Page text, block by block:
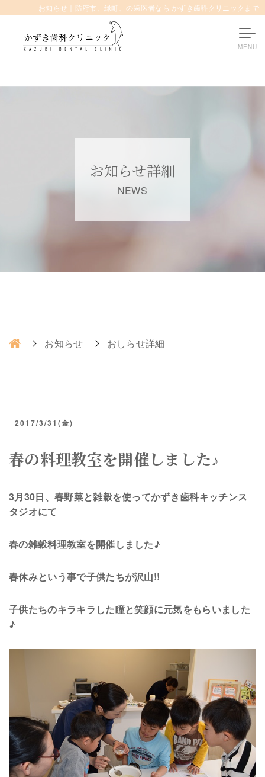
お知らせ｜防府市、緑町、の歯医者なら かずき歯科クリニックまで
お知らせ詳細
NEWS
お知らせ おしらせ詳細
2017/3/31(金)
春の料理教室を開催しました♪
3月30日、春野菜と雑穀を使ってかずき歯科キッチンス
タジオにて
春の雑穀料理教室を開催しました♪
春休みという事で子供たちが沢山!!
子供たちのキラキラした瞳と笑顔に元気をもらいました
♪